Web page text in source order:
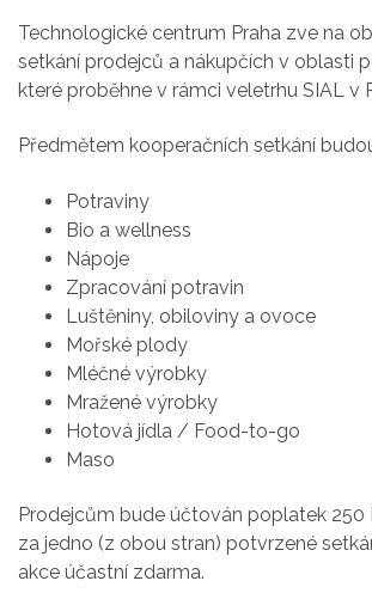
Technologické centrum Praha zve na
setkání prodejců a nákupčích v oblasti
které proběhne v rámci veletrhu SIAL v
Předmětem kooperačních setkání
Potraviny
Bio a wellness
Nápoje
Zpracování potravin
Luštěniny, obiloviny a ovoce
Mořské plody
Mléčné výrobky
Mražené výrobky
Hotová jídla / Food-to-go
Maso
Prodejcům bude účtován poplatek 250
za jedno (z obou stran) potvrzené
akce účastní zdarma.